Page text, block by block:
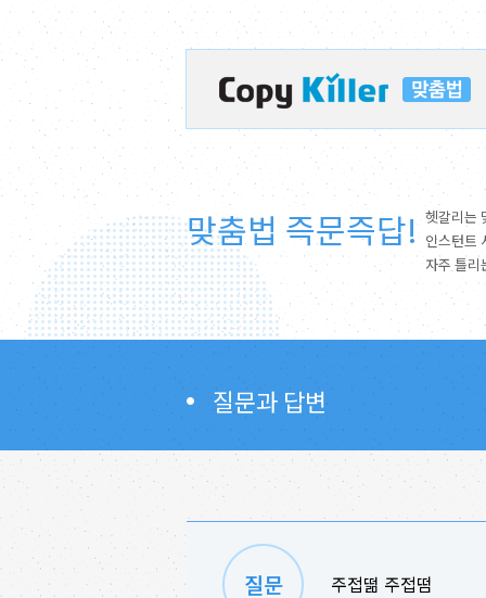
맞춤법 즉문즉답! 헷갈리는
인스턴트
자주 틀리
질문과 답변
주접떪 주접떰